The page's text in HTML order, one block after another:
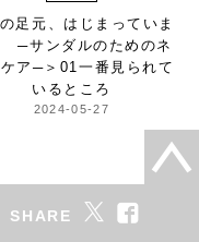
足元、はじまっていま
─サンダルのためのネ
ア─＞ 01一番見られて
いるところ
2024-05-27
SHARE